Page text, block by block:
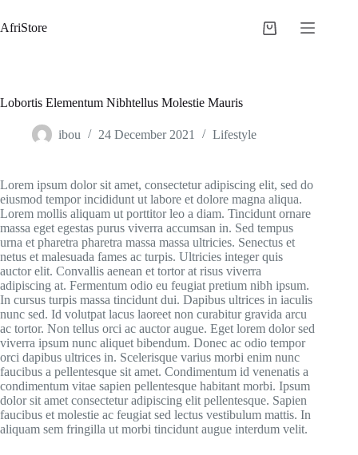
AfriStore
Lobortis Elementum Nibhtellus Molestie Mauris
ibou 24 December 2021 Lifestyle
Lorem ipsum dolor sit amet, consectetur adipiscing elit, sed do
eiusmod tempor incididunt ut labore et dolore magna aliqua.
Lorem mollis aliquam ut porttitor leo a diam. Tincidunt ornare
massa eget egestas purus viverra accumsan in. Sed tempus
urna et pharetra pharetra massa massa ultricies. Senectus et
netus et malesuada fames ac turpis. Ultricies integer quis
auctor elit. Convallis aenean et tortor at risus viverra
adipiscing at. Fermentum odio eu feugiat pretium nibh ipsum.
In cursus turpis massa tincidunt dui. Dapibus ultrices in iaculis
nunc sed. Id volutpat lacus laoreet non curabitur gravida arcu
ac tortor. Non tellus orci ac auctor augue. Eget lorem dolor sed
viverra ipsum nunc aliquet bibendum. Donec ac odio tempor
orci dapibus ultrices in. Scelerisque varius morbi enim nunc
faucibus a pellentesque sit amet. Condimentum id venenatis a
condimentum vitae sapien pellentesque habitant morbi. Ipsum
dolor sit amet consectetur adipiscing elit pellentesque. Sapien
faucibus et molestie ac feugiat sed lectus vestibulum mattis. In
aliquam sem fringilla ut morbi tincidunt augue interdum velit.